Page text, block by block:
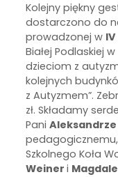
Kolejny piękny
dostarczono do
prowadzonej w
Białej Podlaskiej
dzieciom z
kolejnych
z Autyzmem”.
zł. Składamy
Pani
Szkolnego Koła
Weineri